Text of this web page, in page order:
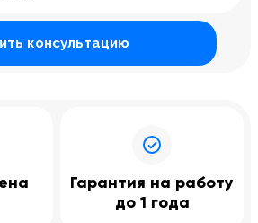
консультацию
Гарантия на работу
до 1 года